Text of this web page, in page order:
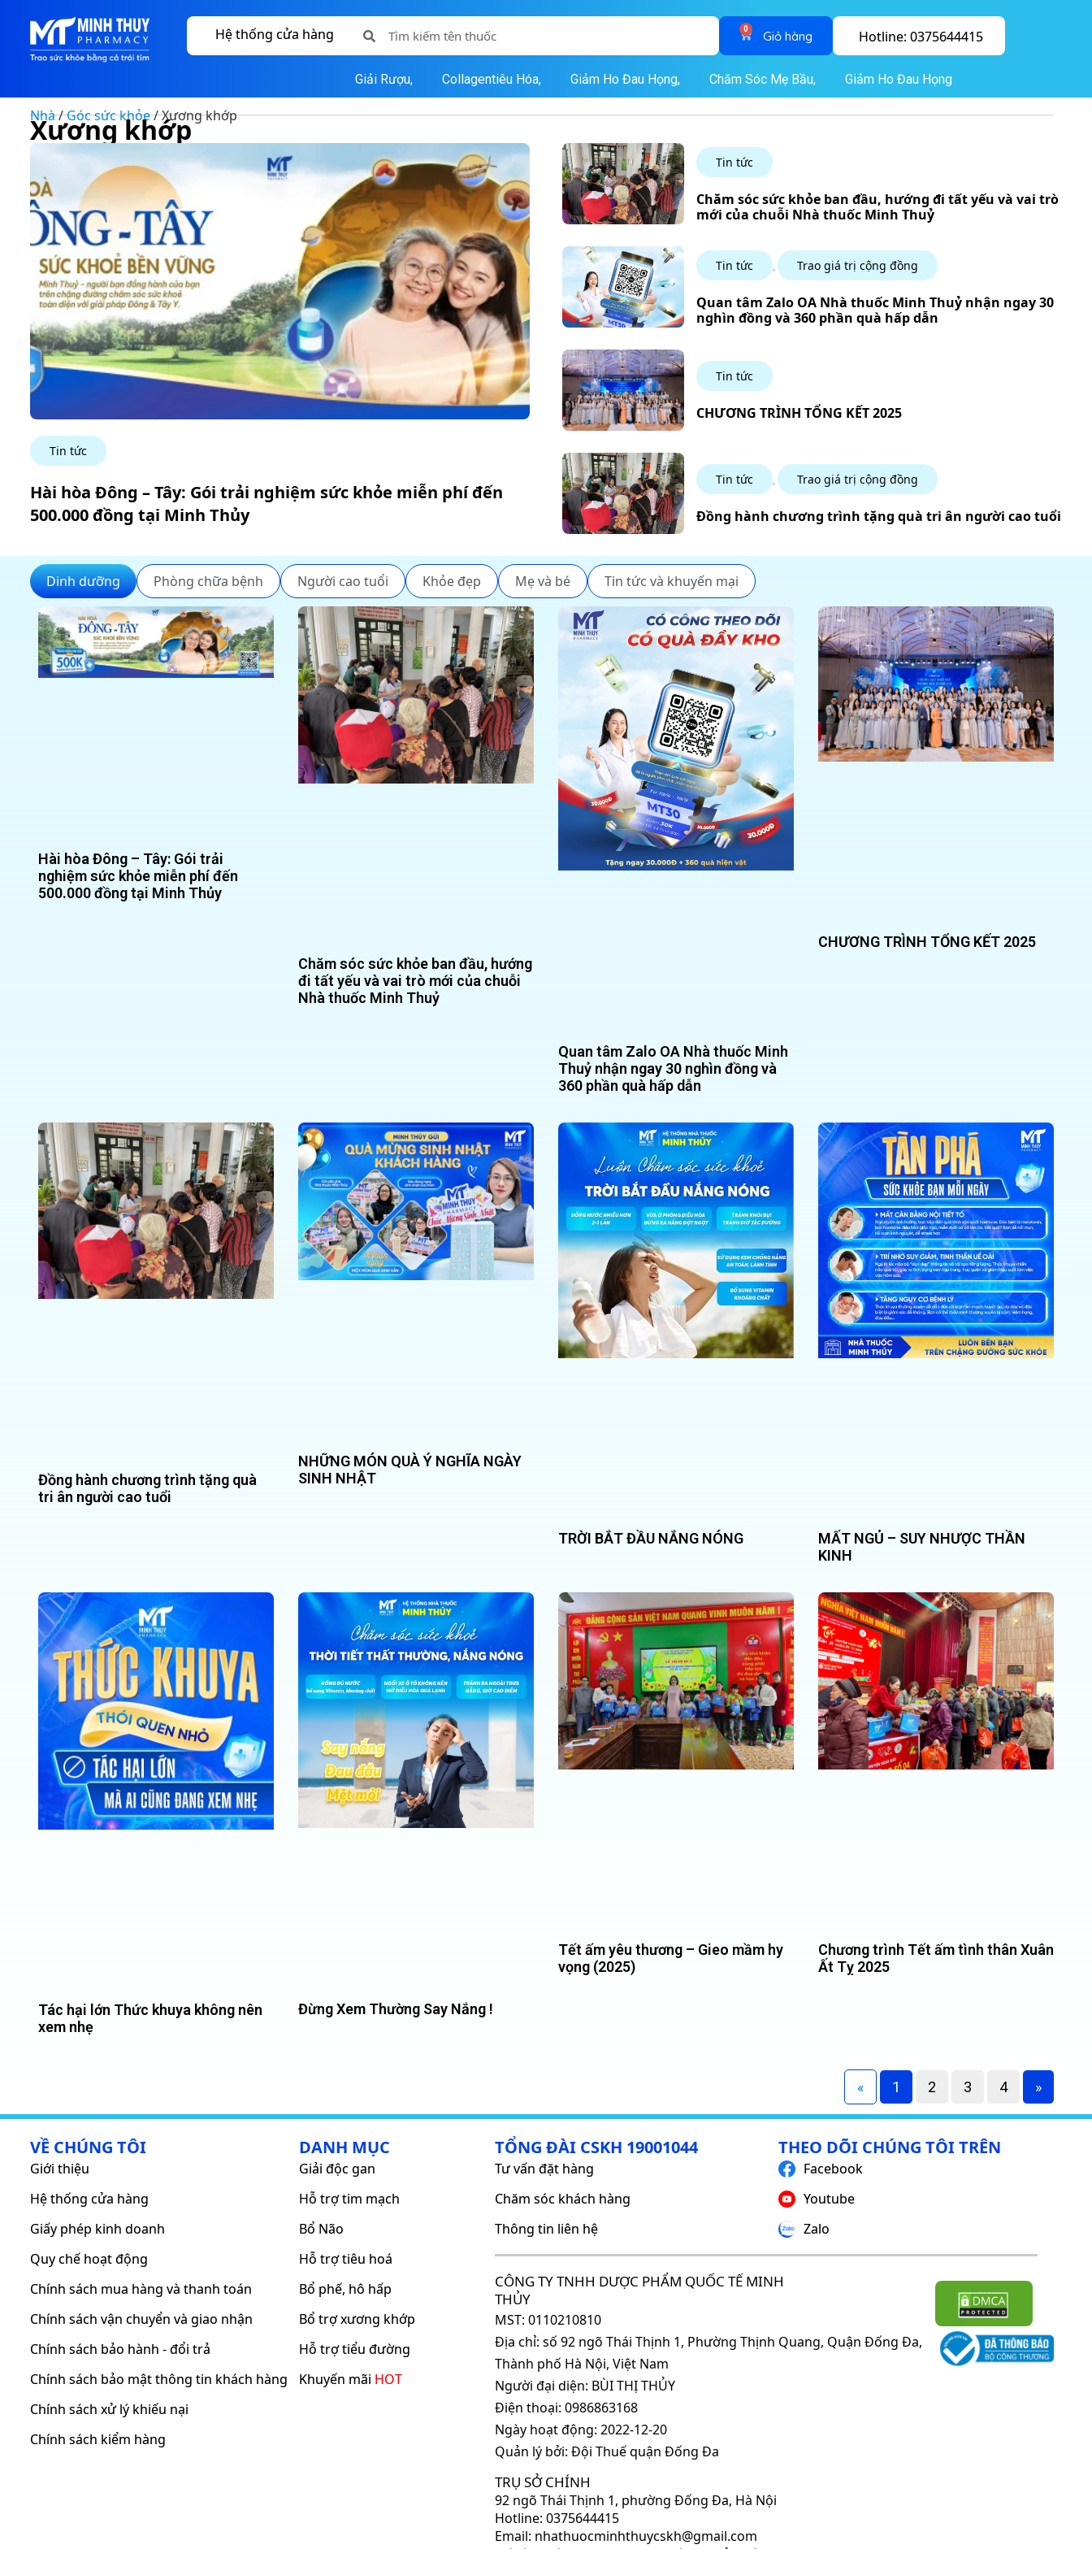
Hệ thống cửa hàng 0 Hotline: 0375644415
Giải Rượu, Collagentiêu Hóa, Giảm Ho Đau Họng, Chăm Sóc Mẹ Bầu, Giảm Ho Đau Họng
Nhà/Góc sức khỏe/ Xương khớp
Xương khớp
Hài hòa Đông – Tây: Gói trải nghiệm sức khỏe miễn phí đến
500.000 đồng tại Minh Thủy
Tin tức
Chăm sóc sức khỏe ban đầu, hướng đi tất yếu và vai trò
mới của chuỗi Nhà thuốc Minh Thuỷ
Tin tức
Quan tâm Zalo OA Nhà thuốc Minh Thuỷ nhận ngay 30
nghìn đồng và 360 phần quà hấp dẫn
Tin tức Trao giá trị cộng đồng
CHƯƠNG TRÌNH TỔNG KẾT 2025
Tin tức
Đồng hành chương trình tặng quà tri ân người cao tuổi
Tin tức , Trao giá trị cộng đồng
Dinh dưỡng Phòng chữa bệnh Người cao tuổi Khỏe đẹp Mẹ và bé Tin tức và khuyến mại
Hài hòa Đông – Tây: Gói trải
nghiệm sức khỏe miễn phí đến
500.000 đồng tại Minh Thủy
Chăm sóc sức khỏe ban đầu, hướng
đi tất yếu và vai trò mới của chuỗi
Nhà thuốc Minh Thuỷ
Quan tâm Zalo OA Nhà thuốc Minh
Thuỷ nhận ngay 30 nghìn đồng và
360 phần quà hấp dẫn
CHƯƠNG TRÌNH TỔNG KẾT 2025
Đồng hành chương trình tặng quà
tri ân người cao tuổi
NHỮNG MÓN QUÀ Ý NGHĨA NGÀY
SINH NHẬT
TRỜI BẮT ĐẦU NẮNG NÓNG
MẤT NGỦ – SUY NHƯỢC THẦN
KINH
Tác hại lớn Thức khuya không nên
xem nhẹ
Đừng Xem Thường Say Nắng !
Tết ấm yêu thương – Gieo mầm hy
vọng (2025)
Chương trình Tết ấm tình thân Xuân
Ất Tỵ 2025
« 1 2 3 4 »
VỀ CHÚNG TÔI
Giới thiệu
Hệ thống cửa hàng
Giấy phép kinh doanh
Quy chế hoạt động
Chính sách mua hàng và thanh toán
Chính sách vận chuyển và giao nhận
Chính sách bảo hành - đổi trả
Chính sách bảo mật thông tin khách hàng
Chính sách xử lý khiếu nại
Chính sách kiểm hàng
DANH MỤC
Giải độc gan
Hỗ trợ tim mạch
Bổ Não
Hỗ trợ tiêu hoá
Bổ phế, hô hấp
Bổ trợ xương khớp
Hỗ trợ tiểu đường
Khuyến mãi HOT
TỔNG ĐÀI CSKH 19001044
Tư vấn đặt hàng
Chăm sóc khách hàng
Thông tin liên hệ
THEO DÕI CHÚNG TÔI TRÊN
Facebook
Youtube
Zalo
CÔNG TY TNHH DƯỢC PHẨM QUỐC TẾ MINH
THỦY
MST: 0110210810
Địa chỉ: số 92 ngõ Thái Thịnh 1, Phường Thịnh Quang, Quận Đống Đa,
Thành phố Hà Nội, Việt Nam
Người đại diện: BÙI THỊ THỦY
Điện thoại: 0986863168
Ngày hoạt động: 2022-12-20
Quản lý bởi: Đội Thuế quận Đống Đa
TRỤ SỞ CHÍNH
92 ngõ Thái Thịnh 1, phường Đống Đa, Hà Nội
Hotline: 0375644415
Email: nhathuocminhthuycskh@gmail.com